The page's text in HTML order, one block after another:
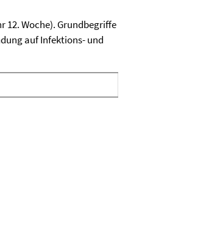
12. Woche). Grundbegriffe
auf Infektions- und